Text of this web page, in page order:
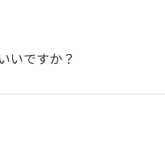
いですか？